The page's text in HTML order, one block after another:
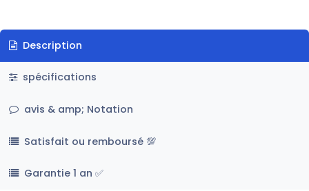
Description
spécifications
avis & amp; Notation
Satisfait ou remboursé 💯
Garantie 1 an ✅